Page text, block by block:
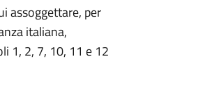
assoggettare, per
italiana,
1, 2, 7, 10, 11 e 12